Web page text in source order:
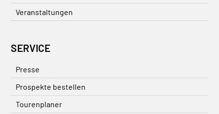
Veranstaltungen
SERVICE
Presse
Prospekte bestellen
Tourenplaner